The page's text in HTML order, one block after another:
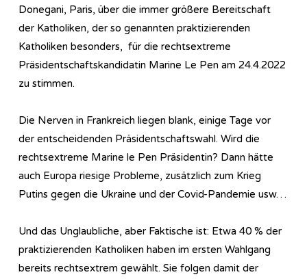
Donegani, Paris, über die immer größere Bereitschaft
der Katholiken, der so genannten praktizierenden
Katholiken besonders, für die rechtsextreme
Präsidentschaftskandidatin Marine Le Pen am 24.4.2022
zu stimmen.
Die Nerven in Frankreich liegen blank, einige Tage vor
der entscheidenden Präsidentschaftswahl. Wird die
rechtsextreme Marine le Pen Präsidentin? Dann hätte
auch Europa riesige Probleme, zusätzlich zum Krieg
Putins gegen die Ukraine und der Covid-Pandemie usw…
Und das Unglaubliche, aber Faktische ist: Etwa 40 % der
praktizierenden Katholiken haben im ersten Wahlgang
bereits rechtsextrem gewählt. Sie folgen damit der